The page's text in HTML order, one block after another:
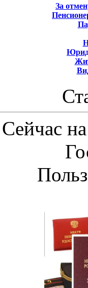
За
Сейчас